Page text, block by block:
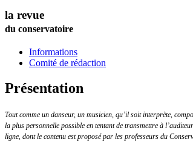
la revue
du conservatoire
Informations
Comité de rédaction
Présentation
Tout comme un danseur, un musicien, qu’il soit interprète,
la plus personnelle possible en tentant de transmettre à
ligne, dont le contenu est proposé par les professeurs du